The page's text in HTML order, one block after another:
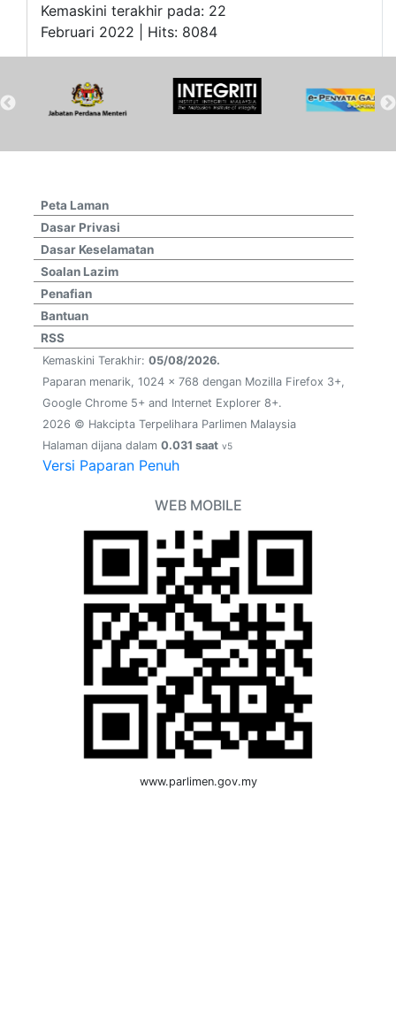
Kemaskini terakhir pada: 22
Februari 2022 | Hits: 8084
Peta Laman
Dasar Privasi
Dasar Keselamatan
Soalan Lazim
Penafian
Bantuan
RSS
Kemaskini Terakhir: 05/08/2026.
Paparan menarik, 1024 x 768 dengan Mozilla Firefox 3+,
Google Chrome 5+ and Internet Explorer 8+.
2026 © Hakcipta Terpelihara Parlimen Malaysia
Halaman dijana dalam 0.031 saat v5
Versi Paparan Penuh
WEB MOBILE
www.parlimen.gov.my